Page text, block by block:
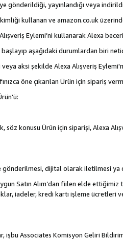
gönderildiği, yayınlandığı veya
kullanan ve amazon.co.uk
Eylemi’ni kullanarak Alexa
aşağıdaki durumlardan biri
aksi şekilde Alexa Alışveriş
öne çıkarılan Ürün için sipariş
söz konusu Ürün için siparişi, Alexa
gönderilmesi, dijital olarak iletilmesi
Satın Alım’dan fiilen elde
iadeler, kredi kartı işleme
işbu Associates Komisyon Geliri